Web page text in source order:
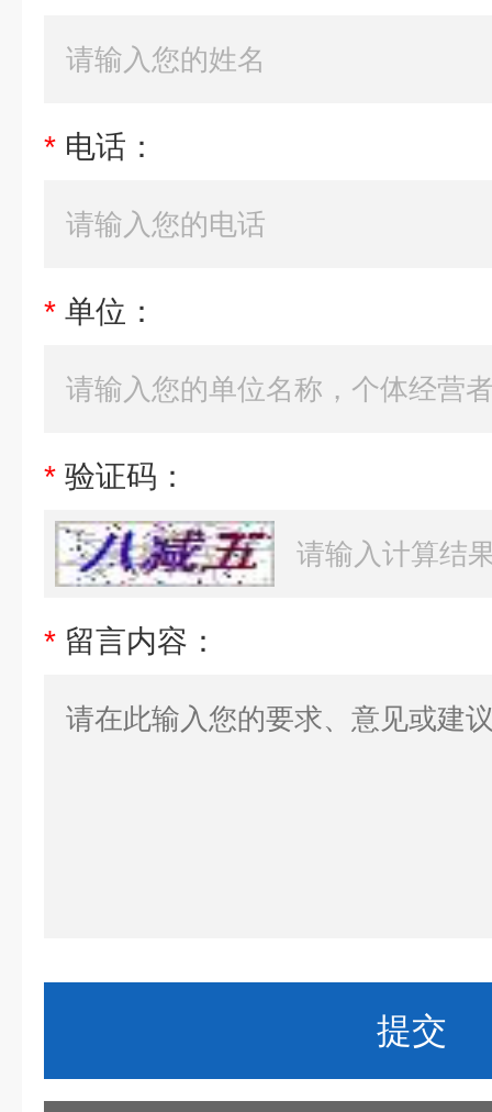
* 电话：
* 单位：
* 验证码：
* 留言内容：